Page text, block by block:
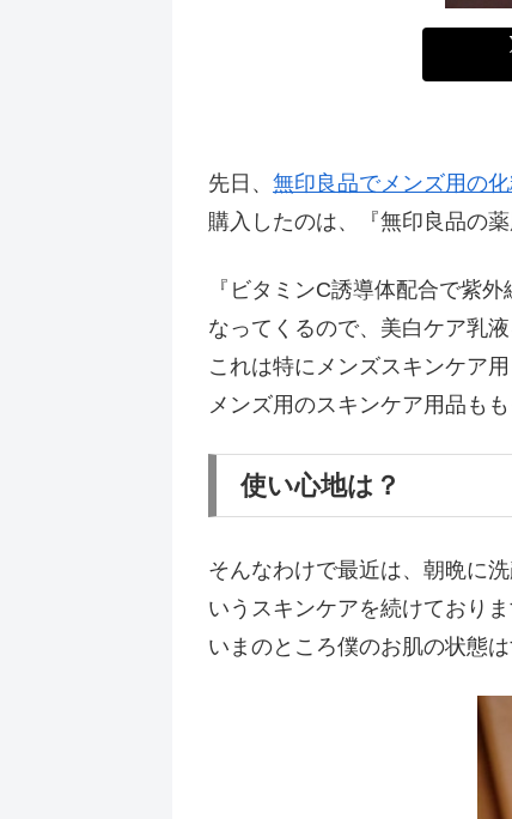
先日、 無印良品でメンズ用の
購入したのは、『無印良品の薬
『ビタミンC誘導体配合で紫
なってくるので、美白ケア乳液
これは特にメンズスキンケア
メンズ用のスキンケア用品も
使い心地は？
そんなわけで最近は、朝晩に
いうスキンケアを続けておりま
いまのところ僕のお肌の状態は